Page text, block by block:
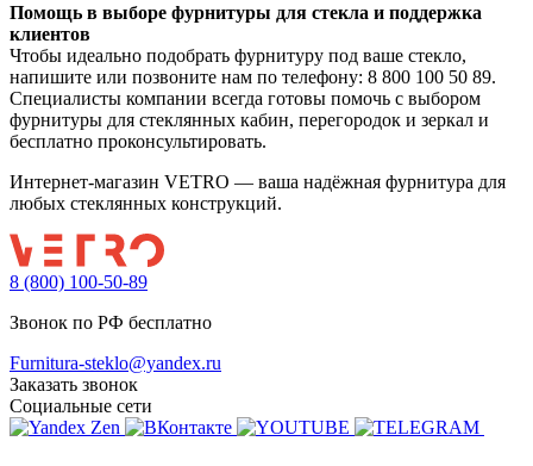
Помощь в выборе фурнитуры для стекла и поддержка
клиентов
Чтобы идеально подобрать фурнитуру под ваше стекло,
напишите или позвоните нам по телефону: 8 800 100 50 89.
Специалисты компании всегда готовы помочь с выбором
фурнитуры для стеклянных кабин, перегородок и зеркал и
бесплатно проконсультировать.
Интернет-магазин VETRO — ваша надёжная фурнитура для
любых стеклянных конструкций.
8 (800) 100-50-89
Звонок по РФ бесплатно
Furnitura-steklo@yandex.ru
Заказать звонок
Социальные сети